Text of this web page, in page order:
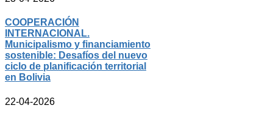
COOPERACIÓN
INTERNACIONAL.
Municipalismo y financiamiento
sostenible: Desafíos del nuevo
ciclo de planificación territorial
en Bolivia
22-04-2026